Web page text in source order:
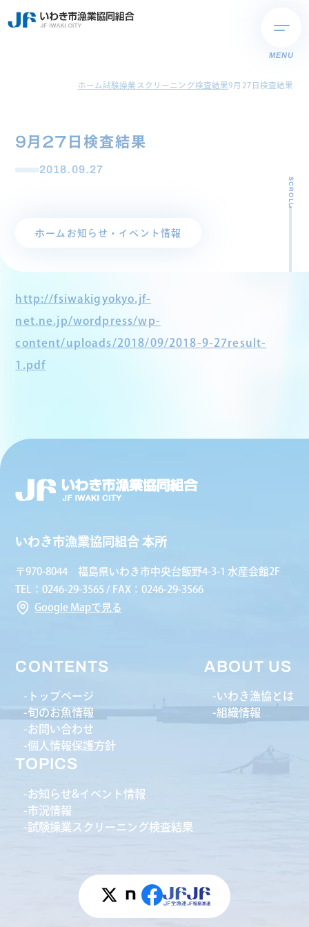
MENU
ホーム試験操業スクリーニング検査結果9月27日検査結果
9月27日検査結果
2018.09.27
ホーム お知らせ・イベント情報
SCROLL
http://fsiwakigyokyo.jf-
net.ne.jp/wordpress/wp-
content/uploads/2018/09/2018-9-27result-
1.pdf
いわき市漁業協同組合 本所
〒970-8044 福島県いわき市中央台飯野4-3-1 水産会館2F
TEL：0246-29-3565 / FAX：0246-29-3566
Google Mapで見る
CONTENTS
トップページ
旬のお魚情報
お問い合わせ
個人情報保護方針
ABOUT US
いわき漁協とは
組織情報
TOPICS
お知らせ&イベント情報
市況情報
試験操業スクリーニング検査結果